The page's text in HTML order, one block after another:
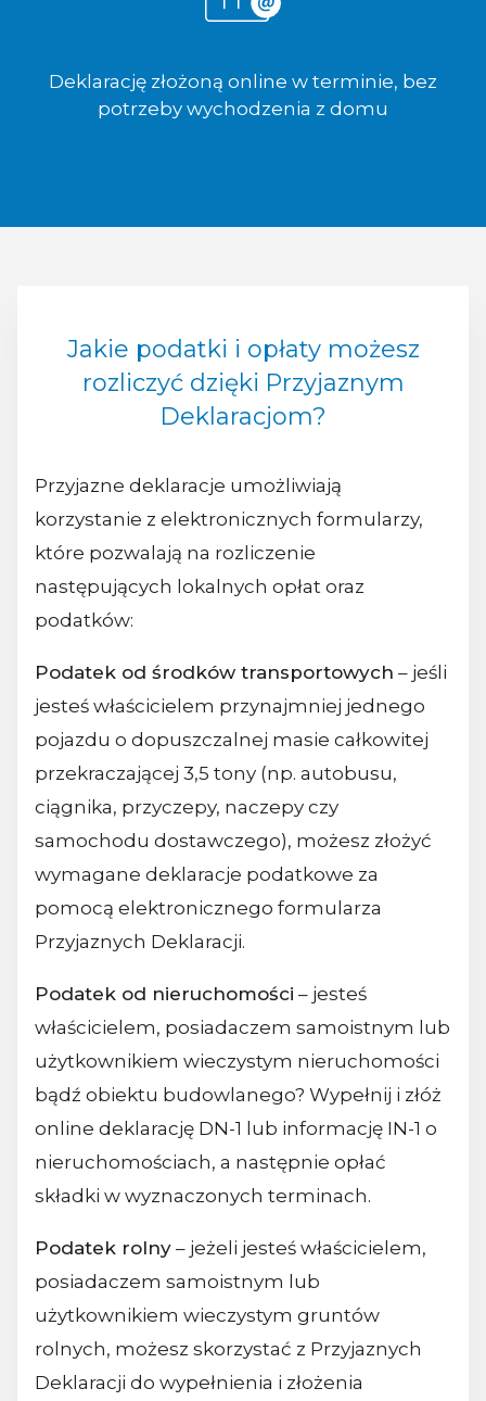
Deklarację złożoną online w terminie, bez
potrzeby wychodzenia z domu
Jakie podatki i opłaty możesz
rozliczyć dzięki Przyjaznym
Deklaracjom?
Przyjazne deklaracje umożliwiają
korzystanie z elektronicznych formularzy,
które pozwalają na rozliczenie
następujących lokalnych opłat oraz
podatków:
Podatek od środków transportowych – jeśli
jesteś właścicielem przynajmniej jednego
pojazdu o dopuszczalnej masie całkowitej
przekraczającej 3,5 tony (np. autobusu,
ciągnika, przyczepy, naczepy czy
samochodu dostawczego), możesz złożyć
wymagane deklaracje podatkowe za
pomocą elektronicznego formularza
Przyjaznych Deklaracji.
Podatek od nieruchomości – jesteś
właścicielem, posiadaczem samoistnym lub
użytkownikiem wieczystym nieruchomości
bądź obiektu budowlanego? Wypełnij i złóż
online deklarację DN-1 lub informację IN-1 o
nieruchomościach, a następnie opłać
składki w wyznaczonych terminach.
Podatek rolny – jeżeli jesteś właścicielem,
posiadaczem samoistnym lub
użytkownikiem wieczystym gruntów
rolnych, możesz skorzystać z Przyjaznych
Deklaracji do wypełnienia i złożenia